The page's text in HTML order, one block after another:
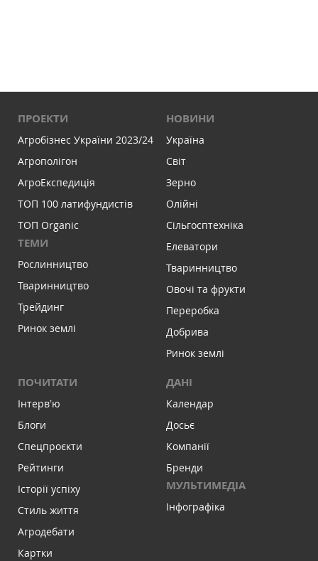
ПРОЕКТИ
Агробізнес України 2023/24
Агрополігон
АгроЕкспедиція
ТОП 100 латифундистів
ТОП Organic
ТЕМИ
Рослинництво
Тваринництво
Трейдинг
Ринок землі
НОВИНИ
Україна
Світ
Зерно
Олійні
Сільгосптехніка
Елеватори
Тваринництво
Овочі та фрукти
Переробка
Добрива
Ринок землі
ПОЧИТАТИ
Інтервʼю
Блоги
Спецпроєкти
Рейтинги
Історії успіху
Стиль життя
Агродебати
Картки
ДАНІ
Календар
Досьє
Компанії
Бренди
МУЛЬТИМЕДІА
Інфографіка